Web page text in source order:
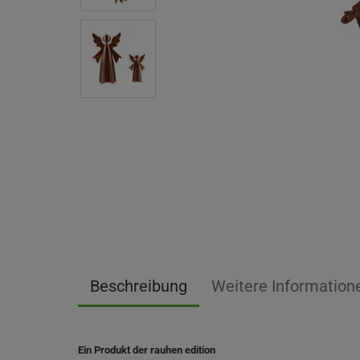
Beschreibung Weitere
Ein Produkt der rauhen edition